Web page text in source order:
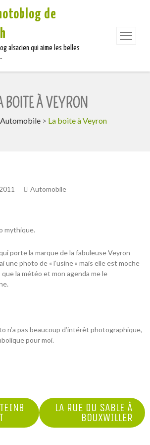
de
alsacien qui aime les belles
BOITE À VEYRON
Automobile > La boite à Veyron
Automobile
mythique.
porte la marquede la fabuleuseVeyron
une photo de « l’usine » mais elle est moche
la météo et mon agenda me le
n’a pas beaucoup d’intérêt photographique,
pour moi.
LA RUE DU SABLE À
BOUXWILLER